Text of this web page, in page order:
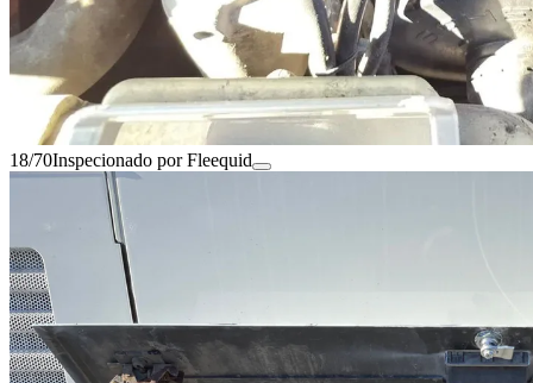
18/70Inspecionado por Fleequid